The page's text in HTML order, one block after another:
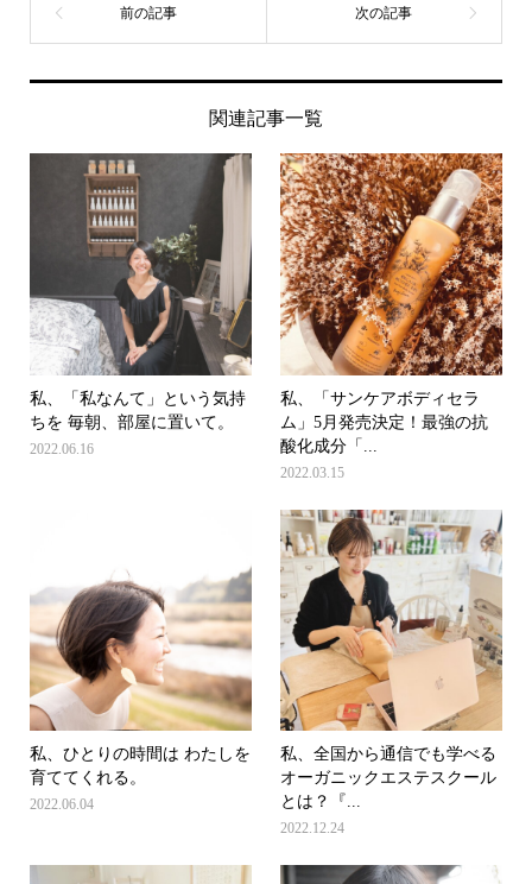
関連記事一覧
私、「私なんて」という気持
ちを 毎朝、部屋に置いて。
2022.06.16
私、「サンケアボディセラ
ム」5月発売決定！最強の抗
酸化成分「...
2022.03.15
私、ひとりの時間は わたしを
育ててくれる。
2022.06.04
私、全国から通信でも学べる
オーガニックエステスクール
とは？『...
2022.12.24